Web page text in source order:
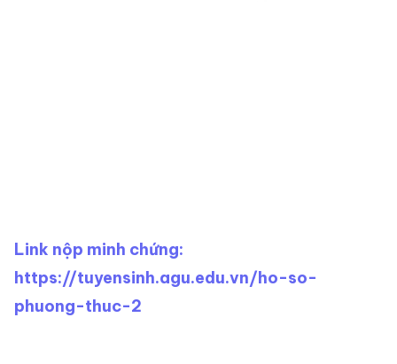
Link nộp minh chứng:
https://tuyensinh.agu.edu.vn/ho-so-
phuong-thuc-2